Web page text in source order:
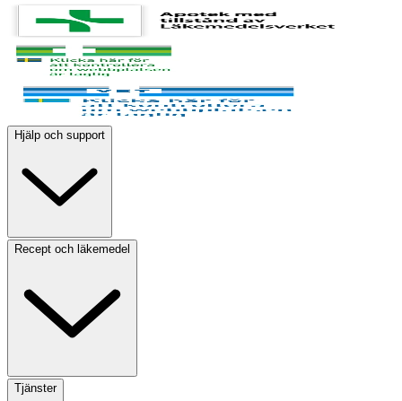
Hjälp och support
Recept och läkemedel
Tjänster